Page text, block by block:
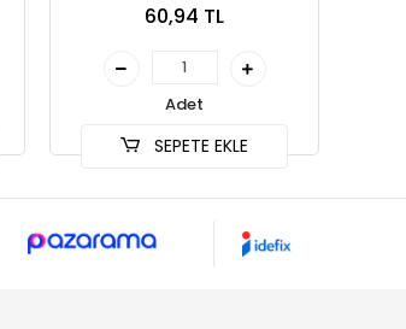
60,94 TL
Adet
SEPETE EKLE